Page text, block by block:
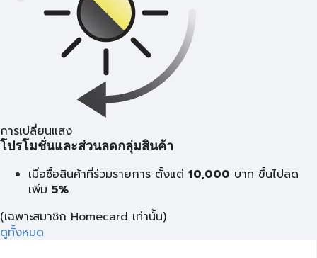
การเปลี่ยนแสง
โปรโมชั่นและส่วนลดกลุ่มสินค้า
เมื่อซื้อสินค้าที่ร่วมรายการ ตั้งแต่ 10,000 บาท ขึ้นไปลด
เพิ่ม 5%
(เฉพาะสมาชิก Homecard เท่านั้น)
ดูทั้งหมด